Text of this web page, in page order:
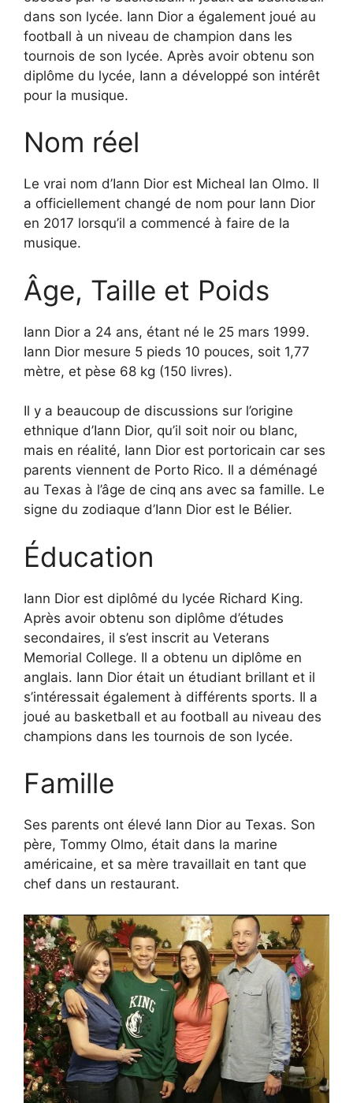
dans son lycée. Iann Dior a également joué au
football à un niveau de champion dans les
tournois de son lycée. Après avoir obtenu son
diplôme du lycée, Iann a développé son intérêt
pour la musique.
Nom réel
Le vrai nom d’Iann Dior est Micheal Ian Olmo. Il
a officiellement changé de nom pour Iann Dior
en 2017 lorsqu’il a commencé à faire de la
musique.
Âge, Taille et Poids
Iann Dior a 24 ans, étant né le 25 mars 1999.
Iann Dior mesure 5 pieds 10 pouces, soit 1,77
mètre, et pèse 68 kg (150 livres).
Il y a beaucoup de discussions sur l’origine
ethnique d’Iann Dior, qu’il soit noir ou blanc,
mais en réalité, Iann Dior est portoricain car ses
parents viennent de Porto Rico. Il a déménagé
au Texas à l’âge de cinq ans avec sa famille. Le
signe du zodiaque d’Iann Dior est le Bélier.
Éducation
Iann Dior est diplômé du lycée Richard King.
Après avoir obtenu son diplôme d’études
secondaires, il s’est inscrit au Veterans
Memorial College. Il a obtenu un diplôme en
anglais. Iann Dior était un étudiant brillant et il
s’intéressait également à différents sports. Il a
joué au basketball et au football au niveau des
champions dans les tournois de son lycée.
Famille
Ses parents ont élevé Iann Dior au Texas. Son
père, Tommy Olmo, était dans la marine
américaine, et sa mère travaillait en tant que
chef dans un restaurant.